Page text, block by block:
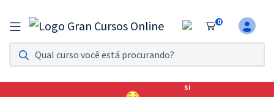
0
Assinatura Ilimitada 11
Acesso a todos os cursos. Teste grátis por 7 dias!
Assinatura OAB Até Passar